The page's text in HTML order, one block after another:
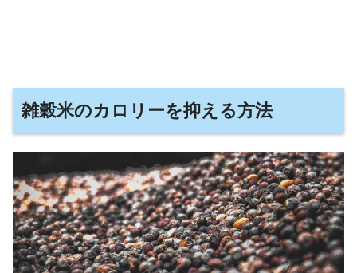
雑穀米のカロリーを抑える方法